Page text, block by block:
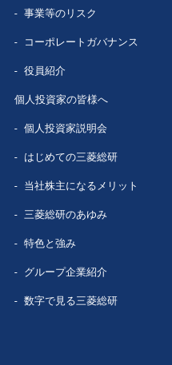
事業等のリスク
コーポレートガバナンス
役員紹介
個人投資家の皆様へ
個人投資家説明会
はじめての三菱総研
当社株主になる メリット
三菱総研のあゆみ
特色と強み
グループ企業紹介
数字で見る三菱総研